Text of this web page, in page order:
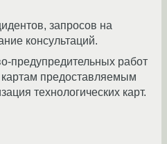
запросов на
консультаций.
предупредительных работ
картам предоставляемым
технологических карт.